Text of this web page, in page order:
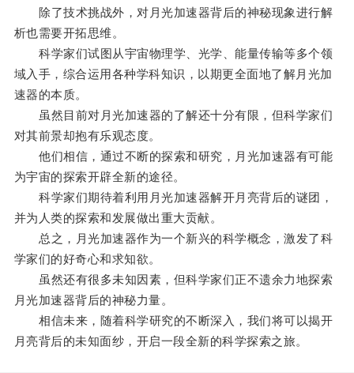
除了技术挑战外，对月光加速器背后的神秘现象进行解
析也需要开拓思维。
科学家们试图从宇宙物理学、光学、能量传输等多个领
域入手，综合运用各种学科知识，以期更全面地了解月光加
速器的本质。
虽然目前对月光加速器的了解还十分有限，但科学家们
对其前景却抱有乐观态度。
他们相信，通过不断的探索和研究，月光加速器有可能
为宇宙的探索开辟全新的途径。
科学家们期待着利用月光加速器解开月亮背后的谜团，
并为人类的探索和发展做出重大贡献。
总之，月光加速器作为一个新兴的科学概念，激发了科
学家们的好奇心和求知欲。
虽然还有很多未知因素，但科学家们正不遗余力地探索
月光加速器背后的神秘力量。
相信未来，随着科学研究的不断深入，我们将可以揭开
月亮背后的未知面纱，开启一段全新的科学探索之旅。